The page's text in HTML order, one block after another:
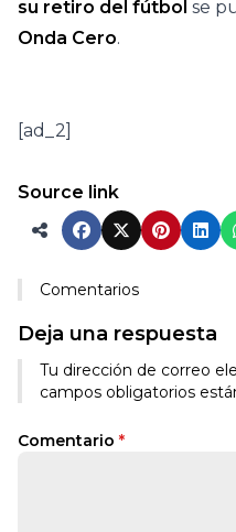
su retiro del fútbol se
Onda Cero.
[ad_2]
Source link
Comentarios
Deja una respuesta
Tu dirección de correo
campos obligatorios
Comentario *